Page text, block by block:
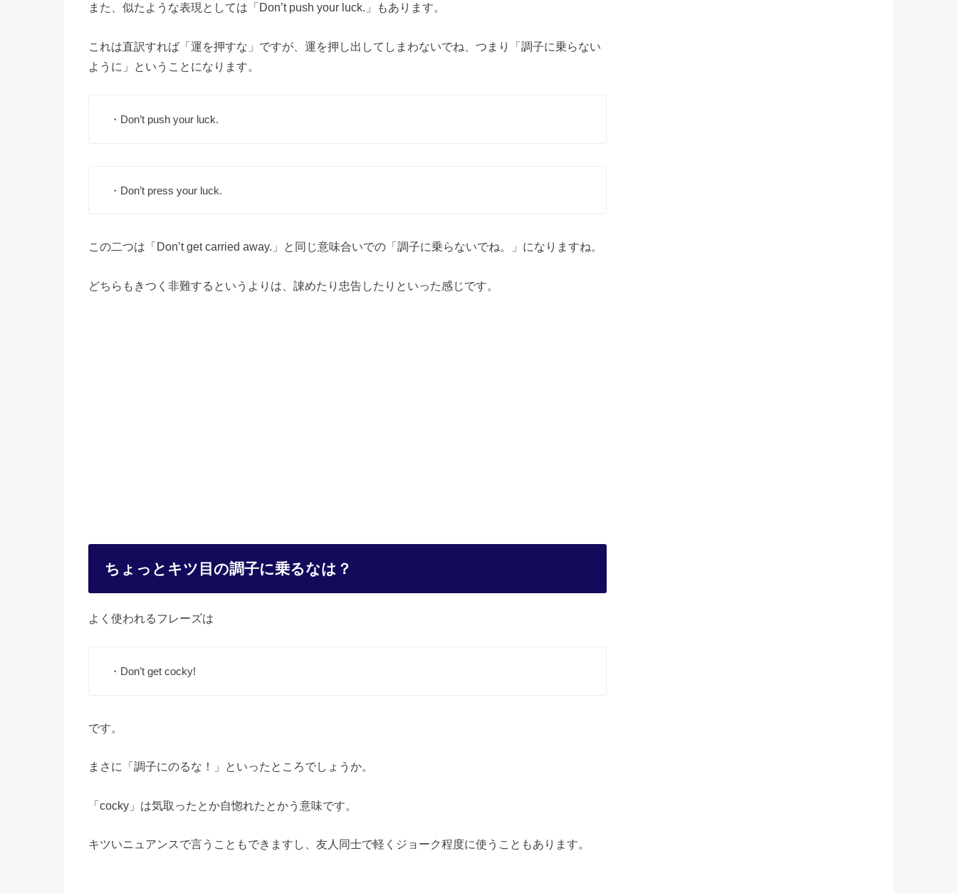
また、似たような表現としては「Don’t push your luck.」もあります。
これは直訳すれば「運を押すな」ですが、運を押し出してしまわないでね、つまり「調子に乗らない
ように」ということになります。
・Don’t push your luck.
・Don’t press your luck.
この二つは「Don’t get carried away.」と同じ意味合いでの「調子に乗らないでね。」になりますね。
どちらもきつく非難するというよりは、諌めたり忠告したりといった感じです。
ちょっとキツ目の調子に乗るなは？
よく使われるフレーズは
・Don’t get cocky!
です。
まさに「調子にのるな！」といったところでしょうか。
「cocky」は気取ったとか自惚れたとかう意味です。
キツいニュアンスで言うこともできますし、友人同士で軽くジョーク程度に使うこともあります。